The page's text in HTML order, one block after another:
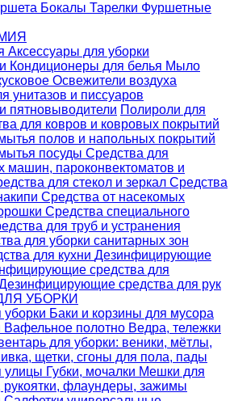
Бокалы Тарелки Фуршетные
Аксессуары для уборки
Кондиционеры для белья Мыло
Освежители воздуха
унитазов и писсуаров
пятновыводители Полироли для
для ковров и ковровых покрытий
полов и напольных покрытий
посуды Средства для
машин, пароконвектоматов и
для стекол и зеркал Средства
Средства от насекомых
Cредства специального
для труб и устранения
для уборки санитарных зон
для кухни Дезинфицирующие
средства для
средства для рук
УБОРКИ
уборки Баки и корзины для мусора
Вафельное полотно Ведра, тележки
для уборки: веники, мётлы,
щетки, сгоны для пола, пады
улицы Губки, мочалки Мешки для
флаундеры, зажимы